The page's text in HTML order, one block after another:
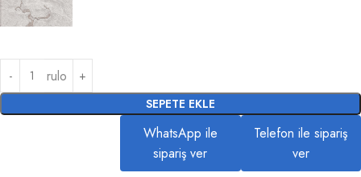
rulo
SEPETE EKLE
WhatsApp ile
sipariş ver
Telefon ile sipariş
ver